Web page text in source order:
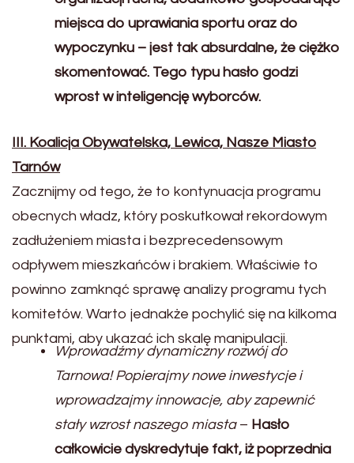
miejsca do uprawiania sportu oraz do
wypoczynku – jest tak absurdalne, że ciężko
skomentować. Tego typu hasło godzi
wprost w inteligencję wyborców.
III. Koalicja Obywatelska, Lewica, Nasze Miasto
Tarnów
Zacznijmy od tego, że to kontynuacja programu
obecnych władz, który poskutkował rekordowym
zadłużeniem miasta i bezprecedensowym
odpływem mieszkańców i brakiem. Właściwie to
powinno zamknąć sprawę analizy programu tych
komitetów. Warto jednakże pochylić się na kilkoma
punktami, aby ukazać ich skalę manipulacji.
Wprowadźmy dynamiczny rozwój do
Tarnowa! Popierajmy nowe inwestycje i
wprowadzajmy innowacje, aby zapewnić
stały wzrost naszego miasta– Hasło
całkowicie dyskredytuje fakt, iż poprzednia